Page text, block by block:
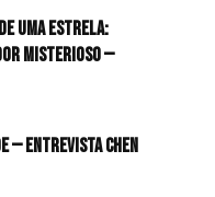
uma estrela:
misterioso —
— Entrevista CHEN